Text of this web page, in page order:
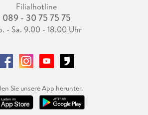
Filialhotline
089 - 30 75 75 75
- Sa. 9.00 - 18.00 Uhr
Sie unsere App herunter.